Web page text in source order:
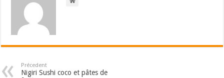
Précedent
Nigiri Sushi coco et pâtes de